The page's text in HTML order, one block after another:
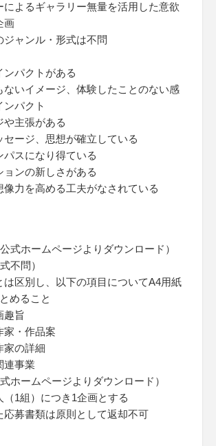
によるギャラリー無量を活用した意欲
画
ャンル・形式は不問
ンパクトがある
ないイメージ、体験したことのない感
ンパクト
や主張がある
セージ、思想が確立している
パスになり得ている
ョンの新しさがある
像力を高める工夫がなされている
式ホームページよりダウンロード）
不問）
区別し、以下の項目についてA4用紙
めること
趣旨
家・作品案
家の詳細
連事業
ホームページよりダウンロード）
1組）につき1企画とする
募書類は原則として返却不可